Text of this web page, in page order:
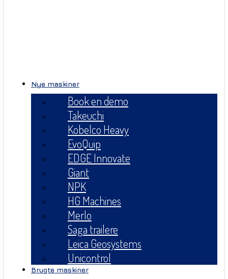
Nye maskiner
Book en demo
Takeuchi
Kobelco Heavy
EvoQuip
EDGE Innovate
Giant
NPK
HG Machines
Merlo
Saga trailere
Leica Geosystems
Unicontrol
Brugte maskiner